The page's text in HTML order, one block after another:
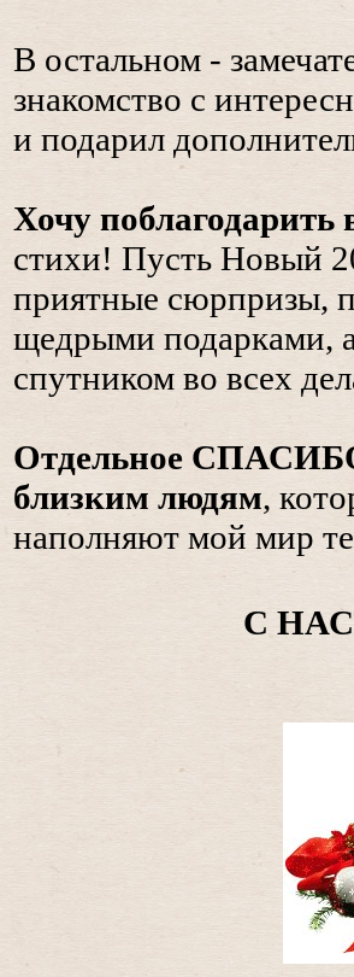
В остальном -
знакомство с
и подарил
Хочу поблагодарить
стихи! Пусть Новый
приятные сюрпризы,
щедрыми подарками,
спутником во всех
Отдельное
близким людям,
наполняют мой мир
С